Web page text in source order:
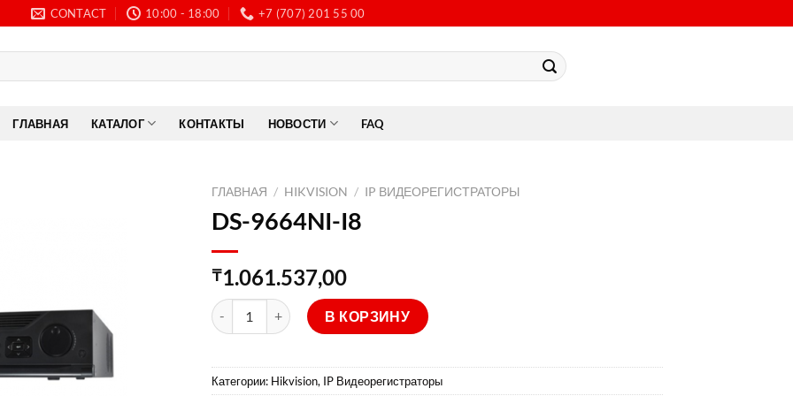
CONTACT 10:00 - 18:00 +7 (707) 201 55 00
ГЛАВНАЯ КАТАЛОГ КОНТАКТЫ НОВОСТИ FAQ
ГЛАВНАЯ / HIKVISION / IP ВИДЕОРЕГИСТРАТОРЫ
DS-9664NI-I8
₸1.061.537,00
Количество товара DS-9664NI-I8
В КОРЗИНУ
Категории: Hikvision, IP Видеорегистраторы